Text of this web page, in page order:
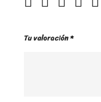
Tu valoración*